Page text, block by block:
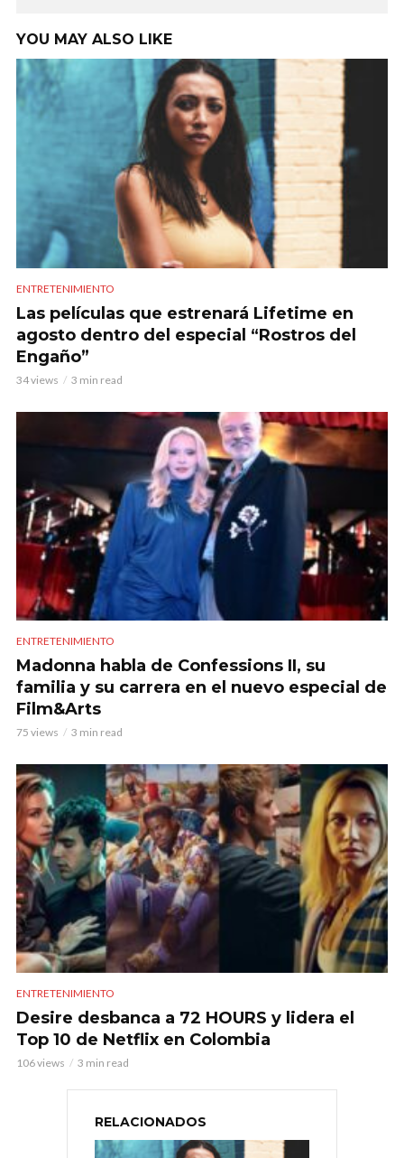
YOU MAY ALSO LIKE
ENTRETENIMIENTO
Las películas que estrenará Lifetime en
agosto dentro del especial “Rostros del
Engaño”
34 views 3 min read
ENTRETENIMIENTO
Madonna habla de Confessions II, su
familia y su carrera en el nuevo especial de
Film&Arts
75 views 3 min read
ENTRETENIMIENTO
Desire desbanca a 72 HOURS y lidera el
Top 10 de Netflix en Colombia
106 views 3 min read
RELACIONADOS